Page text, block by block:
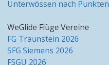
Unterwössen nach Punkten
WeGlide Flüge Vereine
FG Traunstein 2026
SFG Siemens 2026
FSGU 2026